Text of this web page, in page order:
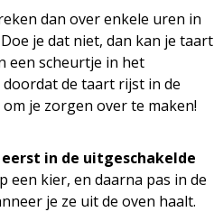
dan over enkele uren in
je dat niet, dan kan je taart
een scheurtje in het
de taart rijst in de
je zorgen over te maken!
in de uitgeschakelde
een kier, en daarna pas in de
je ze uit de oven haalt.